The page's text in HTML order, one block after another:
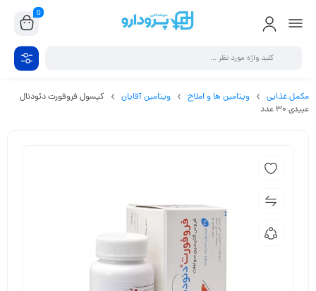
0
مکمل غذایی ویتامین ها و املاح ویتامین آقایان
کپسول فروفورت دئودنال
عبیدی 30 عدد